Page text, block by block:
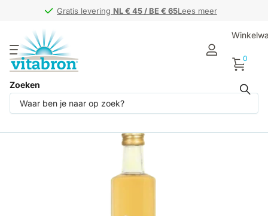
Gratis levering NL € 45 / BE € 65Lees meer
Gratis levering NL € 45 / BE € 65
Zoeken
0